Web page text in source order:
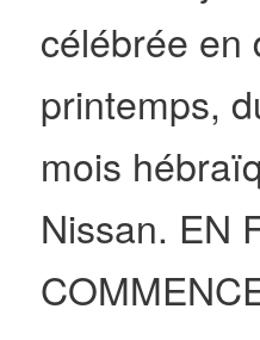
célébrée en
printemps,
mois
Nissan. EN